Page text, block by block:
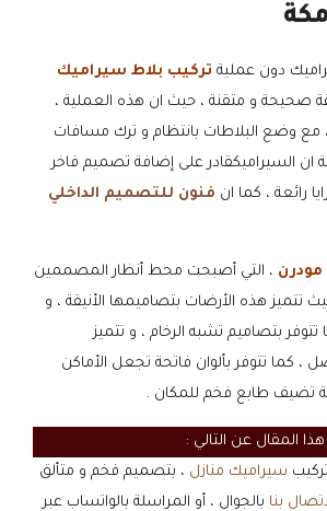
دون عملية تركيب بلاط سيراميك
صحيحة و متقنة ، حيث ان هذه العملية ،
مع وضع البلاطات بانتظام و ترك مسافات
ان السيراميكقادر على إضافة تصميم فاخر
رائعة ، كما ان فنون للتصميم الداخلي
، التي أصبحت محط أنظار المصممين
تتميز هذه الأرضات بتصاميمها الأنيقة ، و
تتوفر بتصاميم تشبه الرخام ، و تتميز
كما تتوفر بألوان فاتحة تجعل الأماكن
تضيف طابع فخم للمكان .
المقال عن التالي :
سيراميك منازل ، بتصميم فخم و متألق
بنا بالجوال ، أو المراسلة بالواتساب عبر